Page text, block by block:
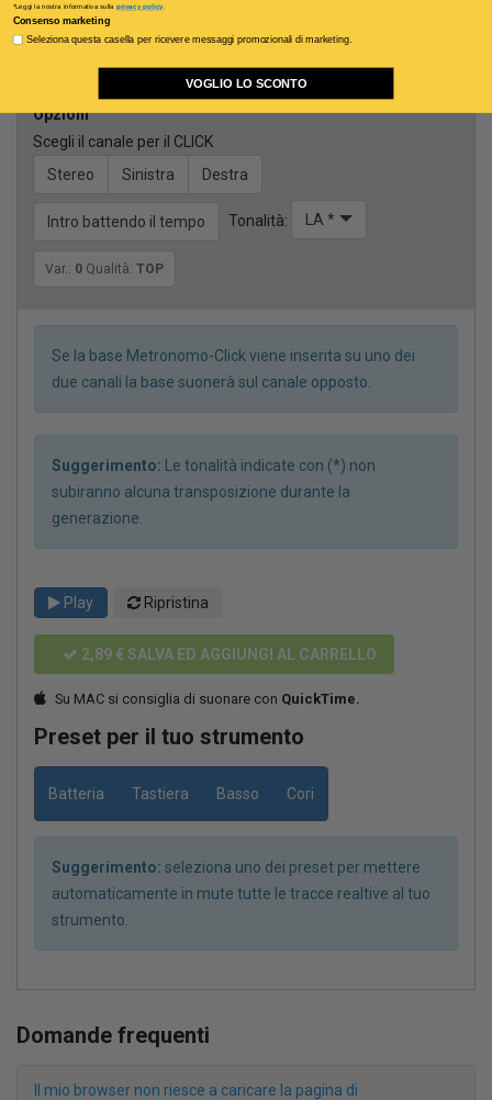
Sezione cori
Voce guida maschile
Opzioni
Scegli il canale per il CLICK
Stereo
Sinistra Destra
Intro battendo il tempo Tonalità: LA *
Var.: 0 Qualità: TOP
Se la base Metronomo-Click viene inserita su uno dei
due canali la base suonerà sul canale opposto.
Suggerimento: Le tonalità indicate con (*) non
subiranno alcuna transposizione durante la
generazione.
Play Ripristina
2,89 € SALVA ED AGGIUNGI AL CARRELLO
Su MAC si consiglia di suonare con QuickTime.
Preset per il tuo strumento
Batteria Tastiera Basso Cori
Suggerimento: seleziona uno dei preset per mettere
automaticamente in mute tutte le tracce realtive al tuo
strumento.
Domande frequenti
Il mio browser non riesce a caricare la pagina di
*Leggi la nostra informativa sulla privacy policy.
Consenso marketing
Seleziona questa casella per ricevere messaggi promozionali di marketing.
VOGLIO LO SCONTO